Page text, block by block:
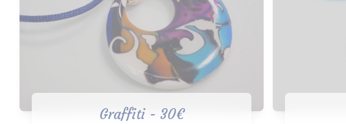
Graffiti - 30€